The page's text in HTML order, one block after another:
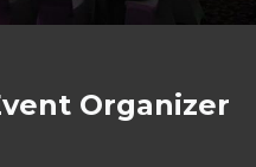
Organizer